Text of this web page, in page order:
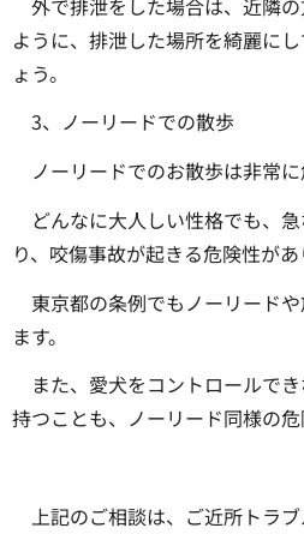
ように、排泄した場所を綺麗に
ょう。
3、ノーリードでの散歩
ノーリードでのお散歩は非常に
どんなに大人しい性格でも、
り、咬傷事故が起きる危険性があ
東京都の条例でもノーリード
ます。
また、愛犬をコントロールで
持つことも、ノーリード同様の危
上記のご相談は、ご近所トラ